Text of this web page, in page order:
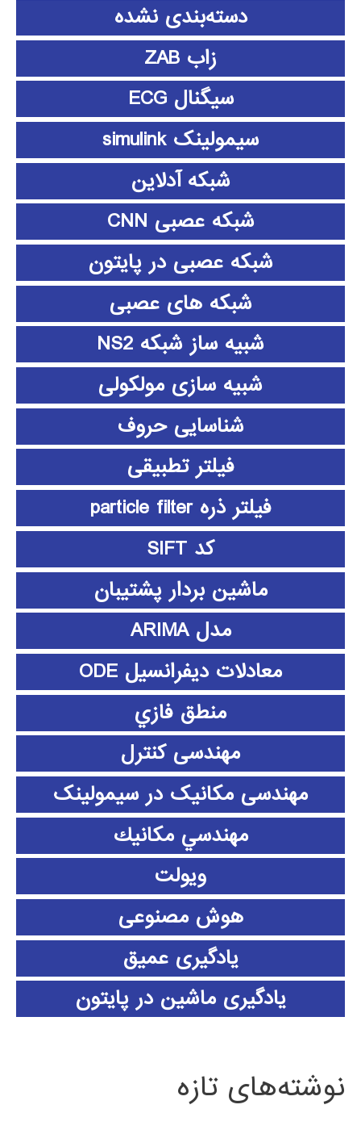
دسته‌بندی نشده
زاب ZAB
سیگنال ECG
سیمولینک simulink
شبکه آدلاین
شبکه عصبی CNN
شبکه عصبی در پایتون
شبکه های عصبی
شبیه ساز شبکه NS2
شبیه سازی مولکولی
شناسایی حروف
فیلتر تطبیقی
فیلتر ذره particle filter
کد SIFT
ماشین بردار پشتیبان
مدل ARIMA
معادلات دیفرانسیل ODE
منطق فازي
مهندسی کنترل
مهندسی مکانیک در سیمولینک
مهندسي مكانيك
ویولت
هوش مصنوعی
یادگیری عمیق
یادگیری ماشین در پایتون
نوشته‌های تازه